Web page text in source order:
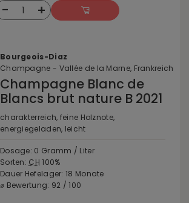
- 1 +
Bourgeois-Diaz
Champagne - Vallée de la Marne, Frankreich
Champagne Blanc de
Blancs brut nature B 2021
charakterreich, feine Holznote,
energiegeladen, leicht
Dosage: 0 Gramm / Liter
Sorten: CH 100%
Dauer Hefelager: 18 Monate
⌀ Bewertung: 92 / 100